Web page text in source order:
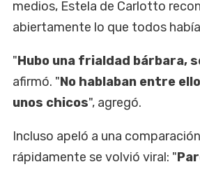
medios, Estela de Carlotto
abiertamente lo que todos
"Hubo una frialdad bárbara,
afirmó. "No hablaban entre
unos chicos", agregó.
Incluso apeló a una
rápidamente se volvió viral: "